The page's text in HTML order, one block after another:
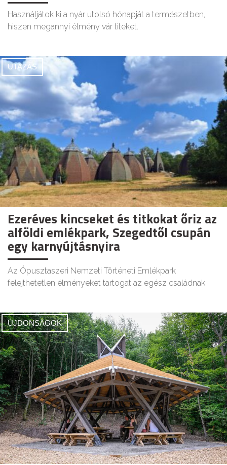
Használjátok ki a nyár utolsó hónapját a természetben,
hiszen megannyi élmény vár titeket.
UTAZÁS
Ezeréves kincseket és titkokat őriz az
alföldi emlékpark, Szegedtől csupán
egy karnyújtásnyira
Az Ópusztaszeri Nemzeti Történeti Emlékpark
felejthetetlen élményeket tartogat az egész családnak.
ÚJDONSÁGOK